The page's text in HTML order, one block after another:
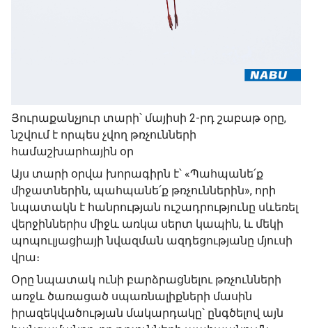
Յուրաքանչյուր տարի՝ մայիսի 2-րդ շաբաթ օրը,
նշվում է որպես չվող թռչունների
համաշխարհային օր
Այս տարի օրվա խորագիրն է՝ «Պահպանե՛ք
միջատներին, պահպանե՛ք թռչուններին», որի
նպատակն է հանրության ուշադրությունը սևեռել
վերջիններիս միջև առկա սերտ կապին, և մեկի
պոպուլյացիայի նվազման ազդեցությանը մյուսի
վրա։
Օրը նպատակ ունի բարձրացնելու թռչունների
առջև ծառացած սպառնալիքների մասին
իրազեկվածության մակարդակը՝ ընգծելով այն